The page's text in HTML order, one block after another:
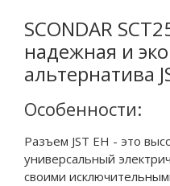
SCONDAR
надежная и
альтернатива
Особенности:
Разъем JST EH - это
универсальный
своими